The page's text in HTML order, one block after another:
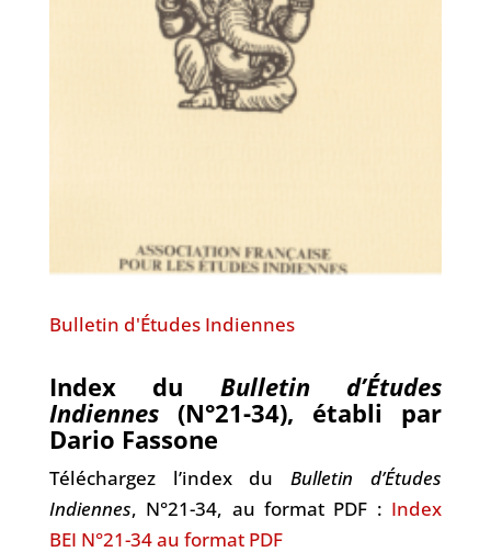
Bulletin d'Études Indiennes
Index du Bulletin d’Études
Indiennes(N°21-34), établi par
Dario Fassone
Téléchargez l’index duBulletin d’Études
Indiennes, N°21-34, au format PDF : Index
BEI N°21-34 au format PDF